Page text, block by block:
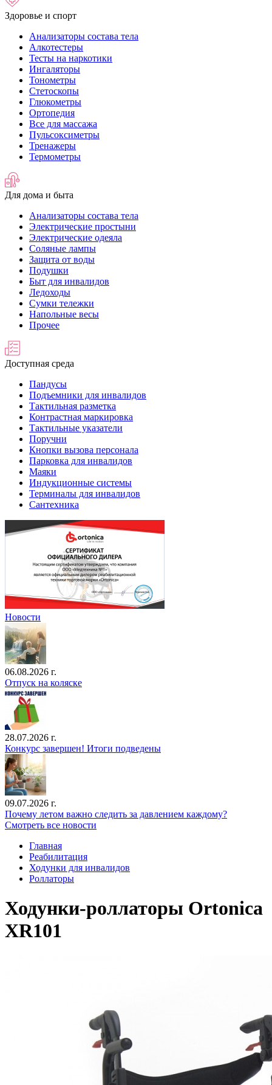
Здоровье и спорт
Анализаторы состава тела
Алкотестеры
Тесты на наркотики
Ингаляторы
Тонометры
Стетоскопы
Глюкометры
Ортопедия
Все для массажа
Пульсоксиметры
Тренажеры
Термометры
Для дома и быта
Анализаторы состава тела
Электрические простыни
Электрические одеяла
Соляные лампы
Защита от воды
Подушки
Быт для инвалидов
Ледоходы
Сумки тележки
Напольные весы
Прочее
Доступная среда
Пандусы
Подъемники для инвалидов
Тактильная разметка
Контрастная маркировка
Тактильные указатели
Поручни
Кнопки вызова персонала
Парковка для инвалидов
Маяки
Индукционные системы
Терминалы для инвалидов
Сантехника
Новости
06.08.2026 г.
Отпуск на коляске
28.07.2026 г.
Конкурс завершен! Итоги подведены
09.07.2026 г.
Почему летом важно следить за давлением каждому?
Смотреть все новости
Главная
Реабилитация
Ходунки для инвалидов
Роллаторы
Ходунки-роллаторы Ortonica
XR101